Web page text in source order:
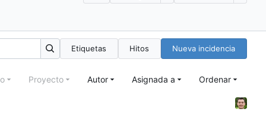
Etiquetas Hitos Nueva incidencia
Proyecto Autor Asignada a Ordenar